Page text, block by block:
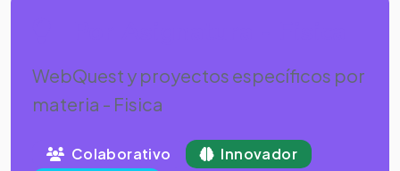
WebQuest y proyectos específicos por
materia - Fisica
Colaborativo
Innovador